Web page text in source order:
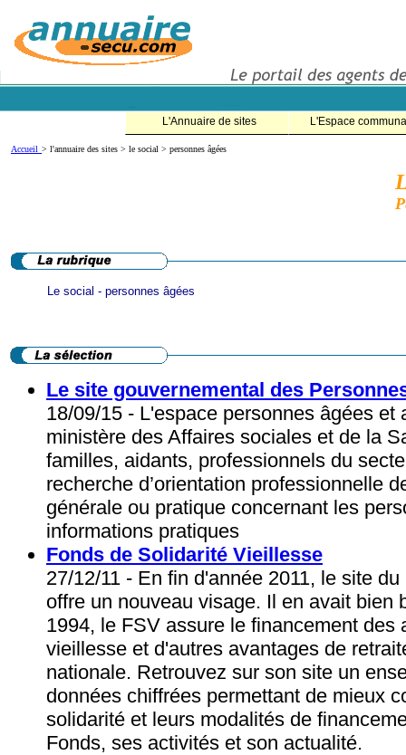
L'Annuaire de sites L'Espace
Accueil > l'annuaire des sites > le social > personnes âgées
Le social - personnes âgées
Le site gouvernemental des
18/09/15 - L'espace personnes âgées et
ministère des Affaires sociales et de la
familles, aidants, professionnels du
recherche d’orientation professionnelle
générale ou pratique concernant les
informations pratiques
Fonds de Solidarité Vieillesse
27/12/11 - En fin d'année 2011, le site
offre un nouveau visage. Il en avait bien
1994, le FSV assure le financement des
vieillesse et d'autres avantages de
nationale. Retrouvez sur son site un
données chiffrées permettant de mieux
solidarité et leurs modalités de
Fonds, ses activités et son actualité.